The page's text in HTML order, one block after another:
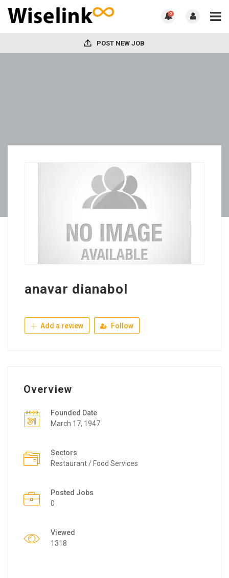
0
POST NEW JOB
anavar dianabol
Add a review Follow
Overview
Founded Date
March 17, 1947
Sectors
Restaurant / Food Services
Posted Jobs
0
Viewed
1318